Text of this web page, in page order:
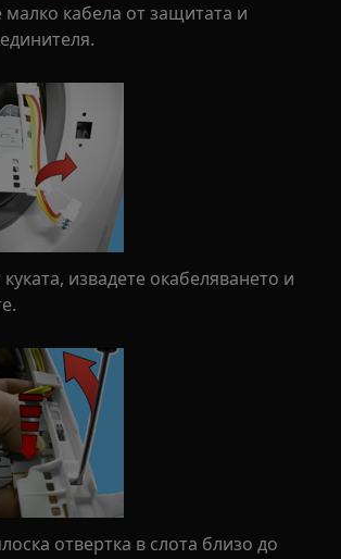
кабела от защитата и
извадете окабеляването и
отвертка в слота близо до